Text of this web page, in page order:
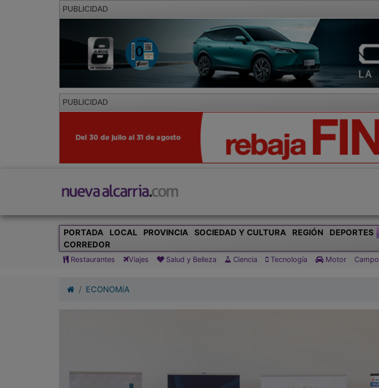
PUBLICIDAD
PUBLICIDAD
PORTADA LOCAL PROVINCIA SOCIEDAD Y CULTURA REGIÓN DEPORTES
CORREDOR
Restaurantes Viajes Salud y Belleza Ciencia Tecnología Motor Campo
ECONOMíA